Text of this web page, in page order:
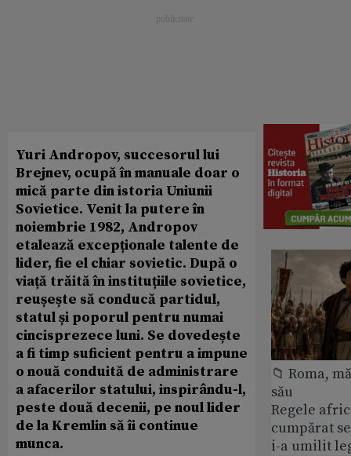
Yuri Andropov, succesorul lui
Brejnev, ocupă în manuale doar o
mică parte din istoria Uniunii
Sovietice. Venit la putere în
noiembrie 1982, Andropov
etalează excepționale talente de
lider, fie el chiar sovietic. După o
viață trăită în instituțiile sovietice,
reușește să conducă partidul,
statul și poporul pentru numai
cincisprezece luni. Se dovedește
a fi timp suficient pentru a impune
o nouă conduită de administrare
a afacerilor statului, inspirându-l,
peste două decenii, pe noul lider
de la Kremlin să îi continue
munca.
📁 Roma,
său
Regele
cumpărat
i-a umilit